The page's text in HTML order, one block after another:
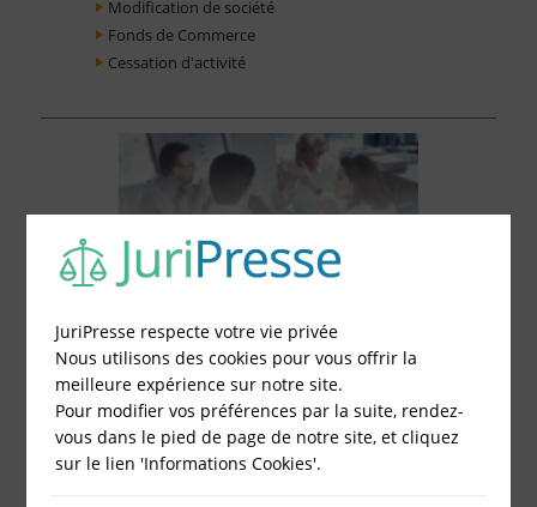
Modification de société
Fonds de Commerce
Cessation d'activité
JuriPresse respecte votre vie privée
Nous utilisons des cookies pour vous offrir la
meilleure expérience sur notre site.
Pour modifier vos préférences par la suite, rendez-
vous dans le pied de page de notre site, et cliquez
sur le lien 'Informations Cookies'.